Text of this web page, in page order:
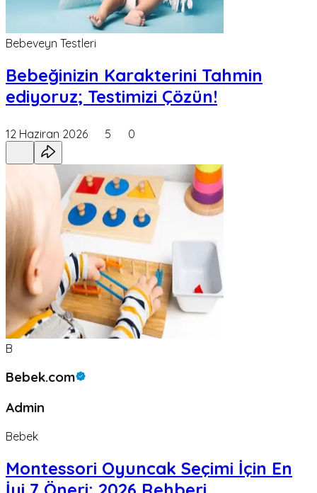
Bebeveyn Testleri
Bebeğinizin Karakterini Tahmin
ediyoruz; Testimizi Çözün!
12 Haziran 2026 5 0
B
Bebek.com
Admin
Bebek
Montessori Oyuncak Seçimi İçin En